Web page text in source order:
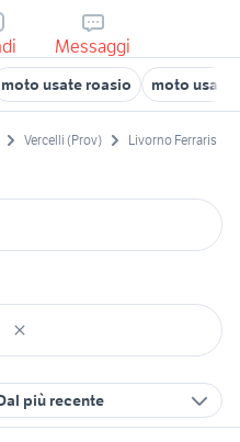
Messaggi
moto usate roasio moto usate
Vercelli (Prov) Livorno Ferraris
più recente